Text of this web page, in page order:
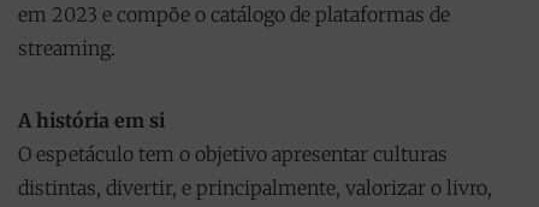
em 2023 e compõe o catálogo de plataformas de
streaming.
A história em si
O espetáculo tem o objetivo apresentar culturas
distintas, divertir, e principalmente, valorizar o livro,